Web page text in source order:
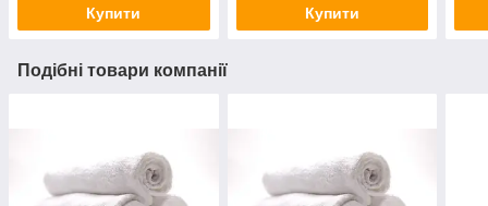
Купити Купити
Подібні товари компанії